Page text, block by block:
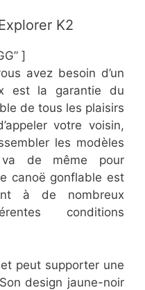
K2
]
avez besoin d’un
est la garantie du
de tous les plaisirs
votre voisin,
les modèles
de même pour
canoë gonflable est
à de nombreux
conditions
peut supporter une
design jaune-noir